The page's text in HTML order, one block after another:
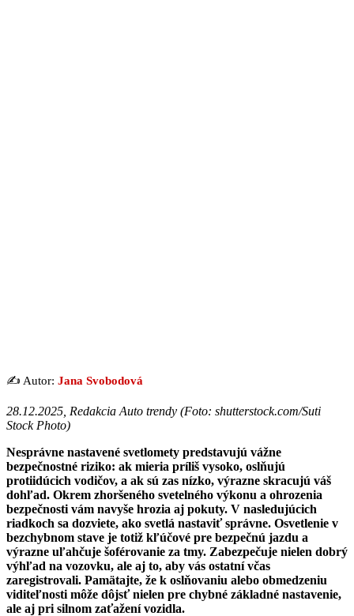
✍️ Autor: Jana Svobodová
28.12.2025, Redakcia Auto trendy (Foto: shutterstock.com/Suti
Stock Photo)
Nesprávne nastavené svetlomety predstavujú vážne
bezpečnostné riziko: ak mieria príliš vysoko, oslňujú
protiidúcich vodičov, a ak sú zas nízko, výrazne skracujú váš
dohľad. Okrem zhoršeného svetelného výkonu a ohrozenia
bezpečnosti vám navyše hrozia aj pokuty. V nasledujúcich
riadkoch sa dozviete, ako svetlá nastaviť správne. Osvetlenie v
bezchybnom stave je totiž kľúčové pre bezpečnú jazdu a
výrazne uľahčuje šoférovanie za tmy. Zabezpečuje nielen dobrý
výhľad na vozovku, ale aj to, aby vás ostatní včas
zaregistrovali. Pamätajte, že k oslňovaniu alebo obmedzeniu
viditeľnosti môže dôjsť nielen pre chybné základné nastavenie,
ale aj pri silnom zaťažení vozidla.